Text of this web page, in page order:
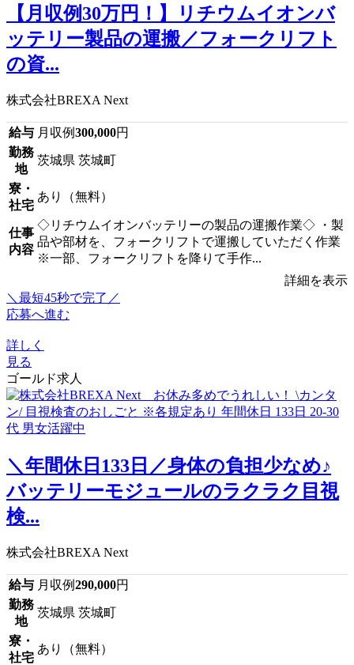
【月収例30万円！】リチウムイオンバ
ッテリー製品の運搬／フォークリフト
の資...
株式会社BREXA Next
給与 月収例300,000円
勤務
地
茨城県 茨城町
寮・
社宅
あり（無料）
仕事
内容
◇リチウムイオンバッテリーの製品の運搬作業◇ ・製
品や部材を、フォークリフトで運搬していただく作業
※一部、フォークリフトを降りて手作...
詳細を表示
＼最短45秒で完了／
応募へ進む
詳しく
見る
ゴールド求人
＼年間休日133日／身体の負担少なめ♪
バッテリーモジュールのラクラク目視
検...
株式会社BREXA Next
給与 月収例290,000円
勤務
地
茨城県 茨城町
寮・
社宅
あり（無料）